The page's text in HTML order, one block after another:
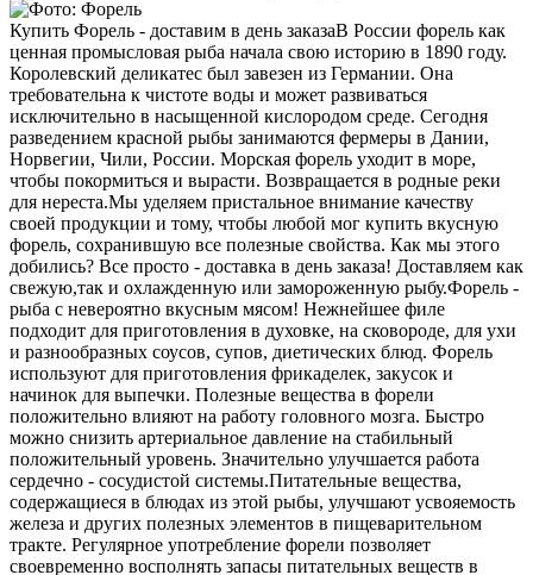
Купить Форель - доставим в день заказаВ России форель как
ценная промысловая рыба начала свою историю в 1890 году.
Королевский деликатес был завезен из Германии. Она
требовательна к чистоте воды и может развиваться
исключительно в насыщенной кислородом среде. Сегодня
разведением красной рыбы занимаются фермеры в Дании,
Норвегии, Чили, России. Морская форель уходит в море,
чтобы покормиться и вырасти. Возвращается в родные реки
для нереста.Мы уделяем пристальное внимание качеству
своей продукции и тому, чтобы любой мог купить вкусную
форель, сохранившую все полезные свойства. Как мы этого
добились? Все просто - доставка в день заказа! Доставляем как
свежую,так и охлажденную или замороженную рыбу.Форель -
рыба с невероятно вкусным мясом! Нежнейшее филе
подходит для приготовления в духовке, на сковороде, для ухи
и разнообразных соусов, супов, диетических блюд. Форель
используют для приготовления фрикаделек, закусок и
начинок для выпечки. Полезные вещества в форели
положительно влияют на работу головного мозга. Быстро
можно снизить артериальное давление на стабильный
положительный уровень. Значительно улучшается работа
сердечно - сосудистой системы.Питательные вещества,
содержащиеся в блюдах из этой рыбы, улучшают усвояемость
железа и других полезных элементов в пищеварительном
тракте. Регулярное употребление форели позволяет
своевременно восполнять запасы питательных веществ в